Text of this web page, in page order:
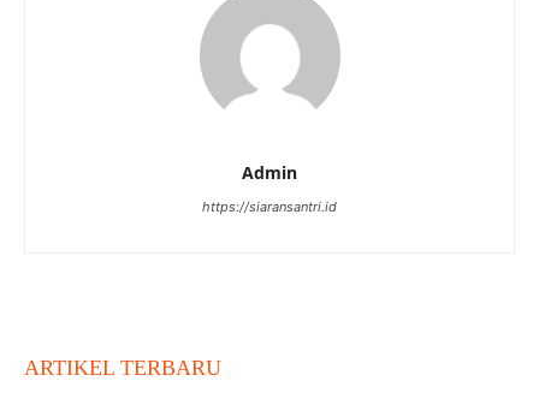
Admin
https://siaransantri.id
ARTIKEL TERBARU